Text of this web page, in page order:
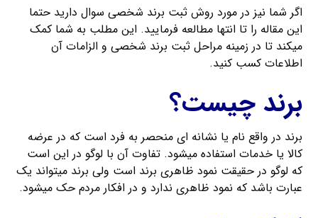
اگر شما نیز در مورد روش ثبت برند شخصی سوال دارید حتما
این مقاله را تا انتها مطالعه فرمایید. این مطلب به شما کمک
میکند تا در زمینه مراحل ثبت برند شخصی و الزامات آن
اطلاعات کسب کنید.
برند چیست؟
برند در واقع نام یا نشانه ای منحصر به فرد است که در عرضه
کالا یا خدمات استفاده میشود. تفاوت آن با لوگو در این است
که لوگو در حقیقت نمود ظاهری برند است ولی برند میتواند یک
عبارت باشد که نمود ظاهری ندارد و در افکار مردم حک میشود.